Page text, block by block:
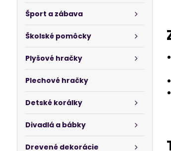
Šport a zábava
Školské pomôcky
Plyšové hračky
Plechové hračky
Detské korálky
Divadlá a bábky
Drevené dekorácie